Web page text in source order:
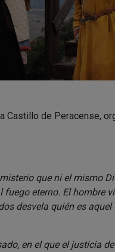
Castillo de Peracense,
que ni el mismo
eterno. El hombre
desvela quién es
en el que el justicia